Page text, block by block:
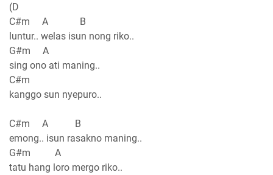
(D
C#m A B
luntur.. welas isun nong riko..
G#m A
sing ono ati maning..
C#m
kanggo sun nyepuro..
C#m A B
emong.. isun rasakno maning..
G#m A
tatu hang loro mergo riko..